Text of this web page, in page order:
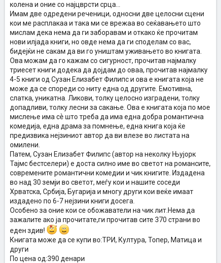
колена и оние со најцврсти срца...
Имам две одредени реченици, односни две целосни сцени
кои ме расплакаа и така ми се врежаа во сеќавањето што
мислам дека нема да ги заборавам и откако ќе прочитам
нови илјада книги, но овде нема да ги споделам со вас,
бидејќи не сакам да ви го уништам уживањето во книгата.
Ова можам да го кажам со сигурност, прочитав најмалку
триесет книги додека да дојдам до оваа, прочитав најмалку
4-5 книги од Сузан Елизабет Филипс и ова е книгата која не
може да се спореди со ниту една од другите. Емотивна,
слатка, уникатна. Ликови, толку целосно изградени, толку
допадливи, толку лесни за сакање. Ова е книгата која по мое
мислење има сѐ што треба да има една добра романтична
комедија, една драма за помнење, една книга која ќе
предизвика нејзиниот автор да ви влезе во листата на
омилени.
Патем, Сузан Елизабет Филипс (автор на неколку Њујорк
Тајмс бестселери) е доста силно име во светот на романсите,
современите романтични комедии и чик книгите. Издадена
во над 30 земји во светот, меѓу кои и нашите соседи
Хрватска, Србија, Бугарија и многу други кои веќе имаат
издадено по 6-7 нејзини книги досега.
Особено за оние кои се обожаватели на чик лит.Нема да
зажалите ако ја прочитате,ги прочитав сите 370 страни во
еден здив!
Книгата може да се купи во:ТРИ, Култура, Топер, Матица и
други
По цена од:390 денари